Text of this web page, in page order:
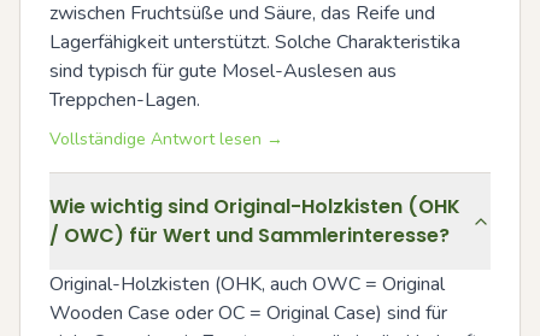
zwischen Fruchtsüße und Säure, das Reife und
Lagerfähigkeit unterstützt. Solche Charakteristika
sind typisch für gute Mosel-Auslesen aus
Treppchen-Lagen.
Vollständige Antwort lesen →
Wie wichtig sind Original-Holzkisten (OHK
/ OWC) für Wert und Sammlerinteresse?
Original-Holzkisten (OHK, auch OWC = Original
Wooden Case oder OC = Original Case) sind für